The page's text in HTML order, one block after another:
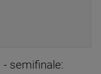
semifinale: